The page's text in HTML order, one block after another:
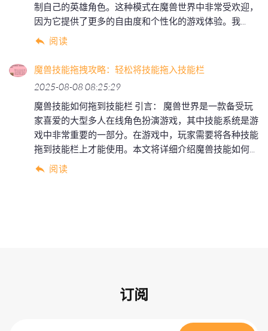
制自己的英雄角色。这种模式在魔兽世界中非常受欢迎，
因为它提供了更多的自由度和个性化的游戏体验。我...
阅读
魔兽技能拖拽攻略：轻松将技能拖入技能栏
2025-08-08 08:25:29
魔兽技能如何拖到技能栏 引言： 魔兽世界是一款备受玩
家喜爱的大型多人在线角色扮演游戏，其中技能系统是游
戏中非常重要的一部分。在游戏中，玩家需要将各种技能
拖到技能栏上才能使用。本文将详细介绍魔兽技能如何...
阅读
订阅